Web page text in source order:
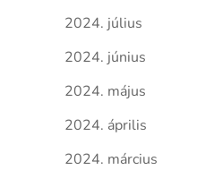
2024. július
2024. június
2024. május
2024. április
2024. március